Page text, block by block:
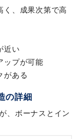
く、成果次第で高
近い
ップが可能
がある
の詳細
、ボーナスとイン